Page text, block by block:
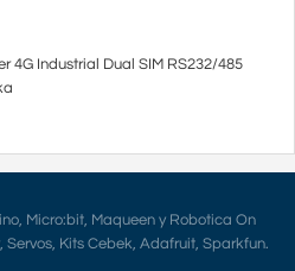
4G Industrial Dual SIM RS232/485
Micro:bit, Maqueen y Robotica On
Servos, Kits Cebek, Adafruit, Sparkfun.